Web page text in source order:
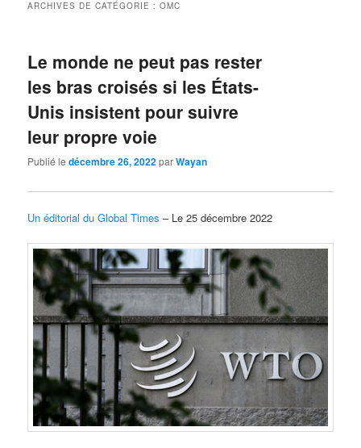
ARCHIVES DE CATÉGORIE :OMC
Le monde ne peut pas rester
les bras croisés si les États-
Unis insistent pour suivre
leur propre voie
Publié ledécembre 26, 2022parWayan
Un éditorial du Global Times – Le 25 décembre 2022